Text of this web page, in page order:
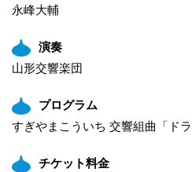
永峰大輔
演奏
山形交響楽団
プログラム
すぎやまこういち 交響組曲「ド
チケット料金